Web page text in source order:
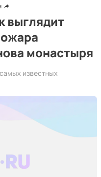
выглядит
монастыря
известных